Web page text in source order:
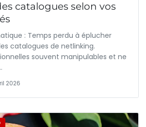
catalogues selon vos
: Temps perdu à éplucher
catalogues de netlinking.
souvent manipulables et ne
2026